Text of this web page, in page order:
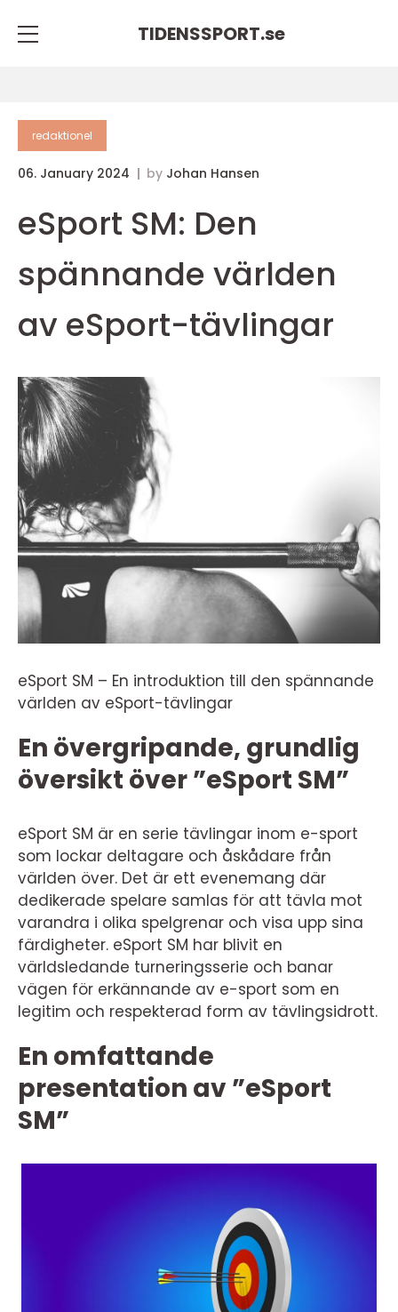
TIDENSSPORT.se
redaktionel
06. January 2024 by Johan Hansen
eSport SM: Den
spännande världen
av eSport-tävlingar
eSport SM – En introduktion till den spännande
världen av eSport-tävlingar
En övergripande, grundlig
översikt över ”eSport SM”
eSport SM är en serie tävlingar inom e-sport
som lockar deltagare och åskådare från
världen över. Det är ett evenemang där
dedikerade spelare samlas för att tävla mot
varandra i olika spelgrenar och visa upp sina
färdigheter. eSport SM har blivit en
världsledande turneringsserie och banar
vägen för erkännande av e-sport som en
legitim och respekterad form av tävlingsidrott.
En omfattande
presentation av ”eSport
SM”